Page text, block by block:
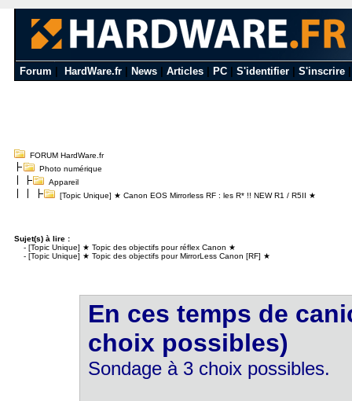
Forum HardWare.fr News Articles PC S'identifier S'inscrire
FORUM HardWare.fr
Photo numérique
Appareil
[Topic Unique] ★ Canon EOS Mirrorless RF : les R* !! NEW R1 / R5II ★
Sujet(s) à lire :
- [Topic Unique] ★ Topic des objectifs pour réflex Canon ★
- [Topic Unique] ★ Topic des objectifs pour MirrorLess Canon [RF] ★
En ces temps de
choix possibles)
Sondage à 3 choix possibles.